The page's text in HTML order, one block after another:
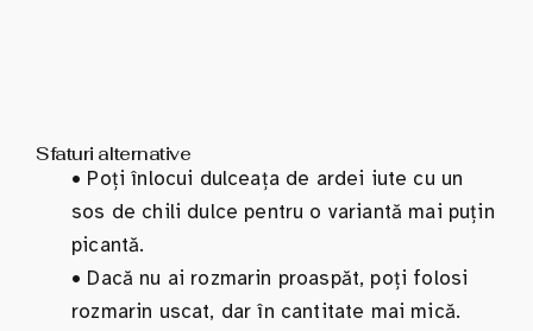
Sfaturi alternative
• Poți înlocui dulceața de ardei iute cu un
sos de chili dulce pentru o variantă mai puțin
picantă.
• Dacă nu ai rozmarin proaspăt, poți folosi
rozmarin uscat, dar în cantitate mai mică.